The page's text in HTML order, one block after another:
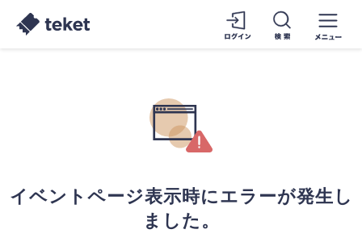
イベントページ表示時にエラーが発生し
ました。